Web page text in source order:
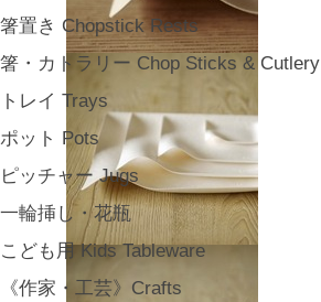
箸置き Chopstick Rests
箸・カトラリー Chop Sticks & Cutlery
トレイ Trays
ポット Pots
ピッチャー Jugs
一輪挿し・花瓶
こども用 Kids Tableware
《作家・工芸》Crafts